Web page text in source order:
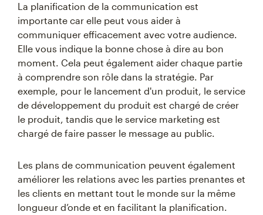
La planification de la communication est
importante car elle peut vous aider à
communiquer efficacement avec votre audience.
Elle vous indique la bonne chose à dire au bon
moment. Cela peut également aider chaque partie
à comprendre son rôle dans la stratégie. Par
exemple, pour le lancement d'un produit, le service
de développement du produit est chargé de créer
le produit, tandis que le service marketing est
chargé de faire passer le message au public.
Les plans de communication peuvent également
améliorer les relations avec les parties prenantes et
les clients en mettant tout le monde sur la même
longueur d’onde et en facilitant la planification.